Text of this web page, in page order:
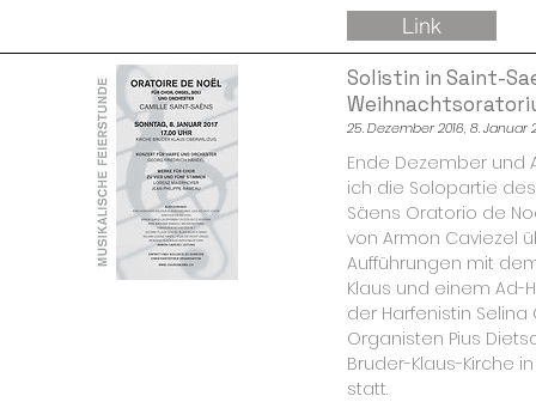
Link
Solistin in Saint-
25. Dezember 2016, 8. Januar
Ende Dezember und
ich die Solopartie
Säens Oratorio de
von Armon Caviezel
Aufführungen mit
Klaus und einem Ad-
der Harfenistin
Organisten Pius
Bruder-Klaus-Kirche
statt.